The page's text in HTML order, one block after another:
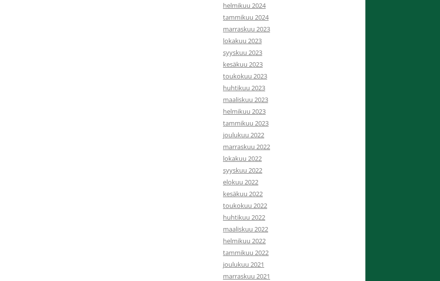
helmikuu 2024
tammikuu 2024
marraskuu 2023
lokakuu 2023
syyskuu 2023
kesäkuu 2023
toukokuu 2023
huhtikuu 2023
maaliskuu 2023
helmikuu 2023
tammikuu 2023
joulukuu 2022
marraskuu 2022
lokakuu 2022
syyskuu 2022
elokuu 2022
kesäkuu 2022
toukokuu 2022
huhtikuu 2022
maaliskuu 2022
helmikuu 2022
tammikuu 2022
joulukuu 2021
marraskuu 2021